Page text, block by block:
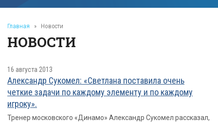
Главная » Новости
НОВОСТИ
16 августа 2013
Александр Сукомел: «Светлана поставила очень
четкие задачи по каждому элементу и по каждому
игроку».
Тренер московского «Динамо» Александр Сукомел рассказал,